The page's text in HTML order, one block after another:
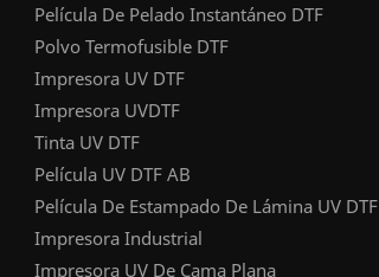
Película De Pelado Instantáneo DTF
Polvo Termofusible DTF
Impresora UV DTF
Impresora UVDTF
Tinta UV DTF
Película UV DTF AB
Película De Estampado De Lámina UV DTF
Impresora Industrial
Impresora UV De Cama Plana